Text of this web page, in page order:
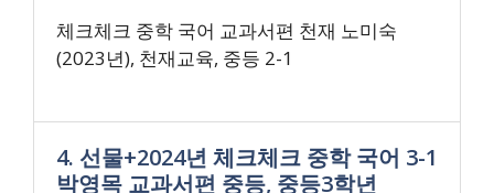
체크체크 중학 국어 교과서편 천재 노미숙
(2023년), 천재교육, 중등 2-1
4. 선물+2024년 체크체크 중학 국어 3-1
박영목 교과서편 중등, 중등3학년